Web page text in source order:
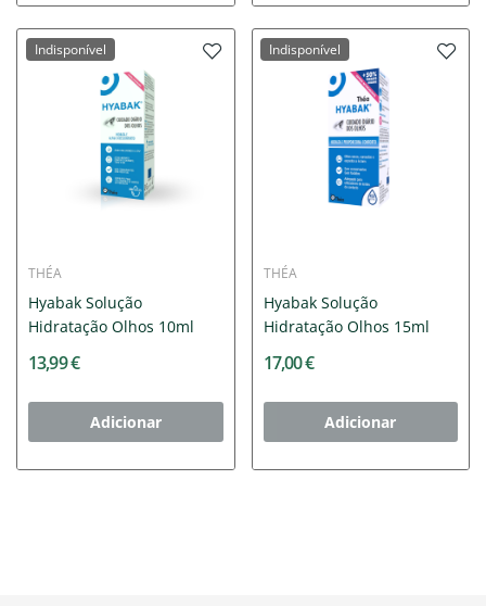
Indisponível
THÉA
Hyabak Solução
Hidratação Olhos 10ml
13,99 €
Adicionar
Indisponível
THÉA
Hyabak Solução
Hidratação Olhos 15ml
17,00 €
Adicionar